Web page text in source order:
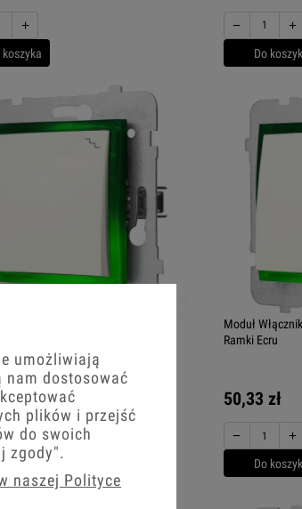
+
koszyka
− +
Do
Led Schodowy Ospel Aria
+
koszyka
Moduł
Ramki Ecru
50,33 zł
− +
Do
umożliwiają
nam dostosować
plików i przejść
do swoich
zgody".
naszej Polityce